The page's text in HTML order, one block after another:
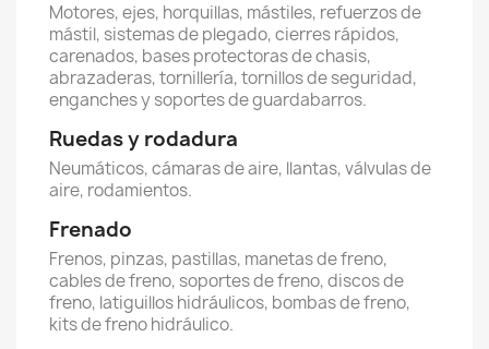
Motores, ejes, horquillas, mástiles, refuerzos de
mástil, sistemas de plegado, cierres rápidos,
carenados, bases protectoras de chasis,
abrazaderas, tornillería, tornillos de seguridad,
enganches y soportes de guardabarros.
Ruedas y rodadura
Neumáticos, cámaras de aire, llantas, válvulas de
aire, rodamientos.
Frenado
Frenos, pinzas, pastillas, manetas de freno,
cables de freno, soportes de freno, discos de
freno, latiguillos hidráulicos, bombas de freno,
kits de freno hidráulico.